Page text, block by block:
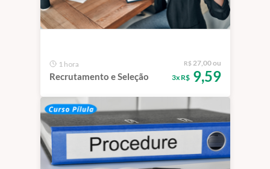
1 hora
Recrutamento e Seleção
R$ 27,00 ou
3x R$9,59